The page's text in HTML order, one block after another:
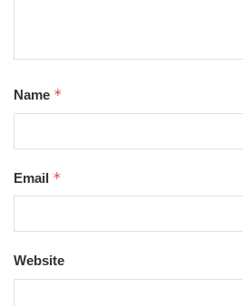
Name *
Email *
Website